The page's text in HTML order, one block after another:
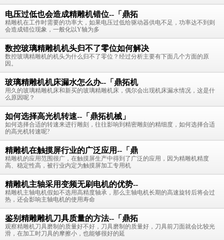
电压过低也会造成精雕机错位--「鼎拓
精雕机在工作时需要的功率大，如果电压过低给驱动器供电不足，功率达不到则
会造成错位现象，一般化以Y轴为多
数控玻璃精雕机机头归不了零位如何解决
数控玻璃精雕机的机头为什么归不了零位？经过分析主要有下面几个方面的原
因。
玻璃精雕机机床漏水怎么办--「鼎拓机
用久的玻璃精雕机床和新买的玻璃精雕机床，偶尔会出现机床漏水情况，这是什
么原因呢？
如何选择高光机转速--「鼎拓机械」
如何选择合适的转速来进行雕刻，往往影响到精密雕刻的精细度，如何选择合适
的高光机转速呢?
精雕机在触摸屏行业的广泛应用--「鼎
精雕机的应用范围很广，在触摸屏生产中得到了广泛的应用，因为精雕机精度
高、稳定性高，被行业内定为触摸屏加工专用机
精雕机主轴采用变频无刷电机的优势--
精雕机主轴电机假如不选用高精度轴承，那么主轴电机长期的高速旋转后将会过
热，还会影响主轴电机的使用寿命
鉴别精雕雕机刀具质量的方法--「鼎拓
观察精雕机刀具磨制的质量好不好，刀具磨制的质量好，刀具前刀面就会比较光
滑，在加工时刀具的摩擦小，也能够很好的延